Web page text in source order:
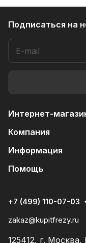
Подписаться на
Интернет-
Компания
Информация
Помощь
+7 (499) 110-07-03
zakaz@kupitfrezy.ru
125412, г.